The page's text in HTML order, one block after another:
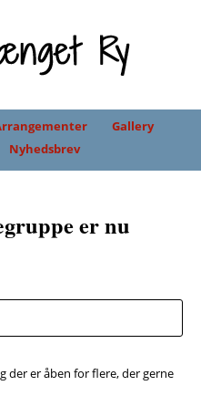
Gallery
Nyhedsbrev
er nu
der er åben for flere, der gerne